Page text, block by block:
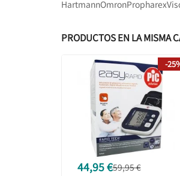
HartmannOmronPropharex
PRODUCTOS EN LA MISMA
44,95 €59,95 €
-